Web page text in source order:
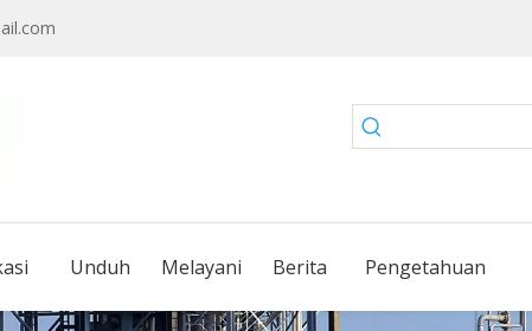
Unduh Melayani Berita Pengetahuan